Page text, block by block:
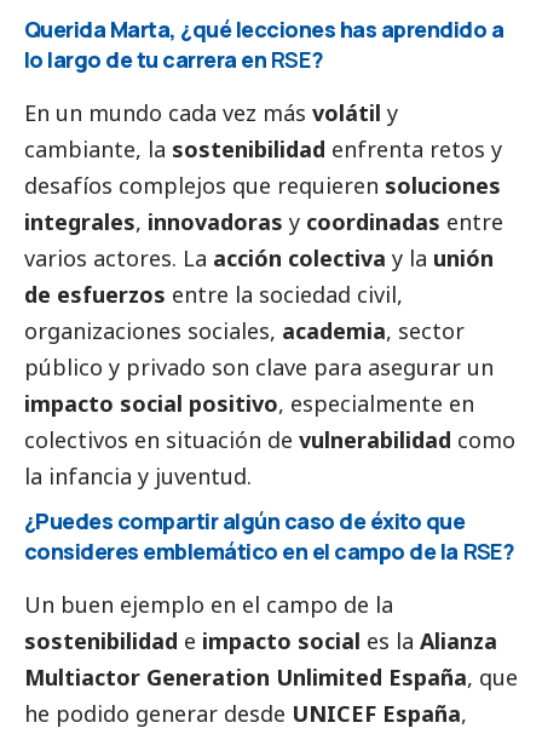
Querida Marta, ¿qué lecciones has aprendido a
lo largo de tu carrera en RSE?
En un mundo cada vez más volátil y
cambiante, la sostenibilidad enfrenta retos y
desafíos complejos que requieren soluciones
integrales, innovadoras y coordinadas entre
varios actores. La acción colectiva y la unión
de esfuerzos entre la sociedad civil,
organizaciones sociales, academia, sector
público y privado son clave para asegurar un
impacto social positivo, especialmente en
colectivos en situación de vulnerabilidad como
la infancia y juventud.
¿Puedes compartir algún caso de éxito que
consideres emblemático en el campo de la RSE?
Un buen ejemplo en el campo de la
sostenibilidad e impacto social es la Alianza
Multiactor Generation Unlimited España, que
he podido generar desde UNICEF España,